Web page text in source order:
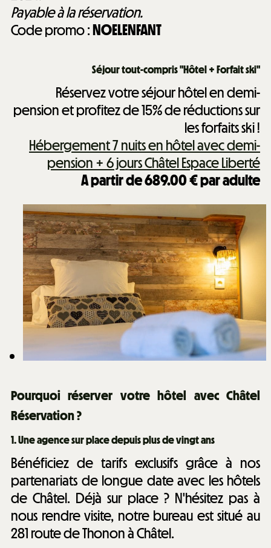
Payable à la réservation.
Code promo :NOELENFANT
Séjour tout-compris "Hôtel + Forfait ski"
Réservez votre séjour hôtel en demi-
pension et profitez de 15% de réductions sur
les forfaits ski !
Hébergement 7 nuits en hôtel avec demi-
pension + 6 jours Châtel Espace Liberté
A partir de 689.00 € par adulte
Pourquoi réserver votre hôtel avec Châtel
Réservation ?
1.Une agence sur place depuis plus de vingt ans
Bénéficiez de tarifs exclusifs grâce à nos
partenariats de longue date avec les hôtels
de Châtel. Déjà sur place ? N'hésitez pas à
nous rendre visite, notre bureau est situé au
281 route de Thonon à Châtel.